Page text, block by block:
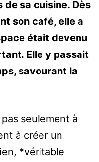
sa cuisine. Dès
son café, elle a
était devenu
Elle y passait
savourant la
seulement à
à créer un
*véritable